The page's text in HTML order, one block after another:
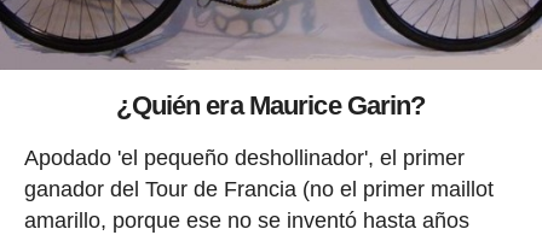
¿Quién era Maurice Garin?
Apodado 'el pequeño deshollinador', el primer
ganador del Tour de Francia (no el primer maillot
amarillo, porque ese no se inventó hasta años